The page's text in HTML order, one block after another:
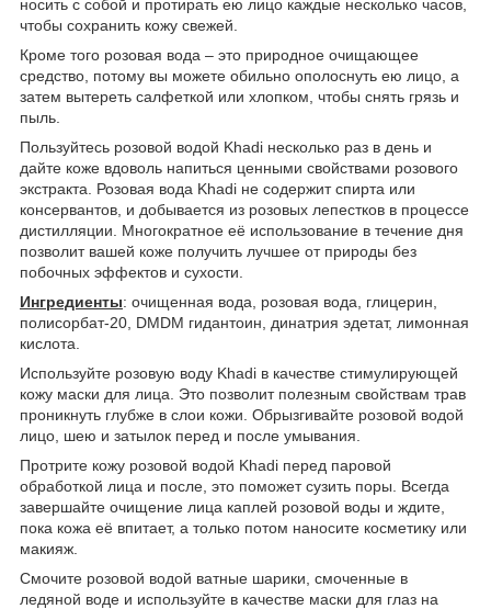
носить с собой и протирать ею лицо каждые несколько часов,
чтобы сохранить кожу свежей.
Кроме того розовая вода – это природное очищающее
средство, потому вы можете обильно ополоснуть ею лицо, а
затем вытереть салфеткой или хлопком, чтобы снять грязь и
пыль.
Пользуйтесь розовой водой Khadi несколько раз в день и
дайте коже вдоволь напиться ценными свойствами розового
экстракта. Розовая вода Khadi не содержит спирта или
консервантов, и добывается из розовых лепестков в процессе
дистилляции. Многократное её использование в течение дня
позволит вашей коже получить лучшее от природы без
побочных эффектов и сухости.
Ингредиенты: очищенная вода, розовая вода, глицерин,
полисорбат-20, DMDM гидантоин, динатрия эдетат, лимонная
кислота.
Используйте розовую воду Khadi в качестве стимулирующей
кожу маски для лица. Это позволит полезным свойствам трав
проникнуть глубже в слои кожи. Обрызгивайте розовой водой
лицо, шею и затылок перед и после умывания.
Протрите кожу розовой водой Khadi перед паровой
обработкой лица и после, это поможет сузить поры. Всегда
завершайте очищение лица каплей розовой воды и ждите,
пока кожа её впитает, а только потом наносите косметику или
макияж.
Смочите розовой водой ватные шарики, смоченные в
ледяной воде и используйте в качестве маски для глаз на